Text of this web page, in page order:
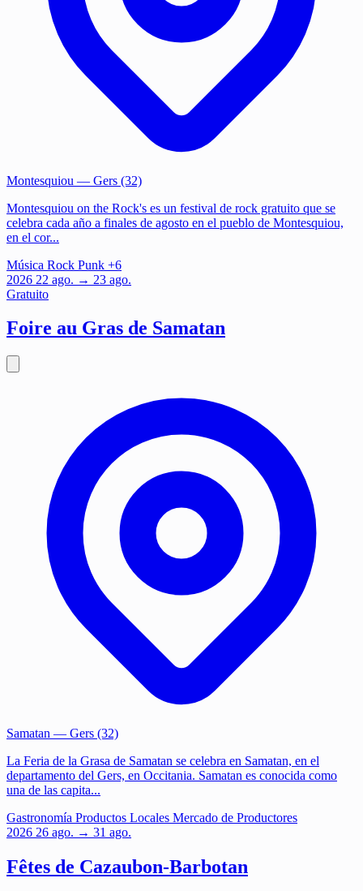
Montesquiou — Gers (32)
Montesquiou on the Rock's es un festival de rock gratuito que se
celebra cada año a finales de agosto en el pueblo de Montesquiou,
en el cor...
Música Rock Punk +6
2026 22 ago. → 23 ago.
Gratuito
Foire au Gras de Samatan
Samatan — Gers (32)
La Feria de la Grasa de Samatan se celebra en Samatan, en el
departamento del Gers, en Occitania. Samatan es conocida como
una de las capita...
Gastronomía Productos Locales Mercado de Productores
2026 26 ago. → 31 ago.
Fêtes de Cazaubon-Barbotan